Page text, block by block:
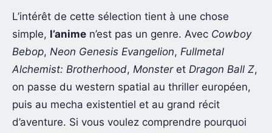
L’intérêt de cette sélection tient à une chose
simple, l’anime n’est pas un genre. Avec Cowboy
Bebop, Neon Genesis Evangelion, Fullmetal
Alchemist: Brotherhood, Monsteret Dragon Ball Z,
on passe du western spatial au thriller européen,
puis au mecha existentiel et au grand récit
d’aventure. Si vous voulez comprendre pourquoi